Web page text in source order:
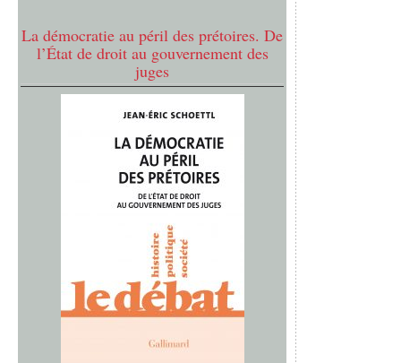
La démocratie au péril des prétoires. De
l’État de droit au gouvernement des
juges